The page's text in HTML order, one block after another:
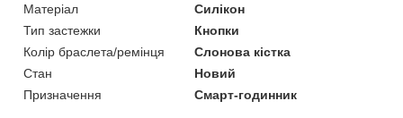
Матеріал
Силікон
Тип застежки
Кнопки
Колір браслета/ремінця
Слонова кістка
Стан
Новий
Призначення
Смарт-годинник